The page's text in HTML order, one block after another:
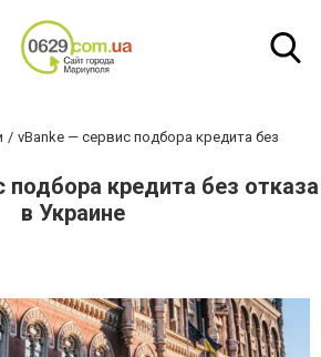
vBanke — сервис подбора кредита без
подбора кредита без отказа
в Украине